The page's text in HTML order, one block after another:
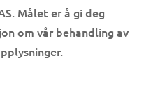
Målet er å gi deg
om vår behandling av